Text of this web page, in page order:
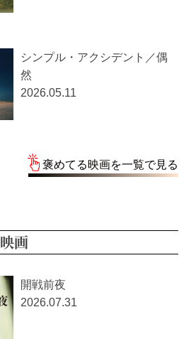
シンプル・アクシデント／偶
然
2026.05.11
褒めてる映画を一覧で見る
画
開戦前夜
2026.07.31